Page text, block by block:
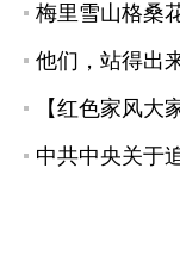
梅里雪山格桑
他们，站得出
【红色家风大
中共中央关于